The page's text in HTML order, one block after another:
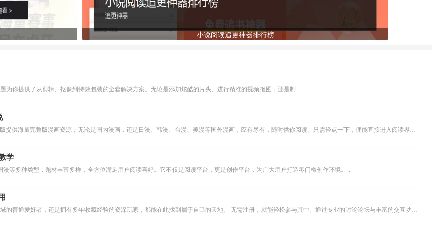
小说阅读追更神器排行榜
为你提供了从剪辑、抠像到特效包装的全套解决方案。无论是添加炫酷的片头、进行精准的视频抠图，还是制...
乐可漫画APP，堪称主打免费与高清的在线漫画阅读神器。其官方版提供海量完整版漫画资源，无论是国内漫画，还是日漫、韩漫、台漫、美漫等国外漫画，应有尽有，随时供你阅读。只需轻点一下，便能直接进入阅读界面。不仅如此，乐可漫画最新版本更新速度极快，在这里，你总能抢先看到全网一手漫画章节内容！...
学
等多种类型，题材丰富多样，全方位满足用户阅读喜好。它不仅是阅读平台，更是创作平台，为广大用户打造零门槛创作环境。...
米坛社区是专为钟表爱好者打造的交流平台。无论你是初涉钟表领域的普通爱好者，还是拥有多年收藏经验的资深玩家，都能在此找到属于自己的天地。 无需注册，就能轻松参与其中。通过专业的讨论论坛与丰富的交互功能，你可与世界各地的钟表爱好者畅快交流。若你钟情于钟表，米坛社区无疑是值得一试的理想之选。在这里，你能获取最新的手表资讯，交流见解，提升鉴赏品味，让每一块手表都成为收藏故事中重要的一部分。感兴趣的朋友，不要错过下载机会。...